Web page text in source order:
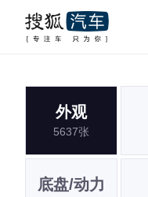
外观
5637张
底盘/动力